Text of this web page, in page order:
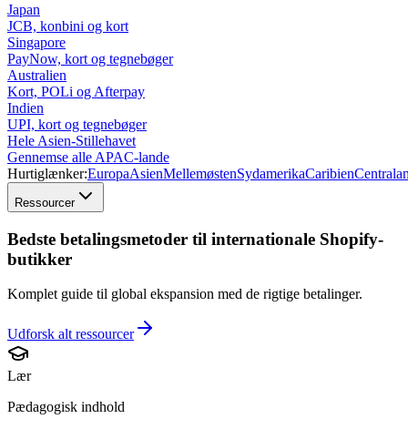
Japan
JCB, konbini og kort
Singapore
PayNow, kort og tegnebøger
Australien
Kort, POLi og Afterpay
Indien
UPI, kort og tegnebøger
Hele Asien-Stillehavet
Gennemse alle APAC-lande
Hurtiglænker:EuropaAsienMellemøstenSydamerikaCaribien
Ressourcer
Bedste betalingsmetoder til internationale Shopify-
butikker
Komplet guide til global ekspansion med de rigtige betalinger.
Udforsk alt ressourcer
Lær
Pædagogisk indhold